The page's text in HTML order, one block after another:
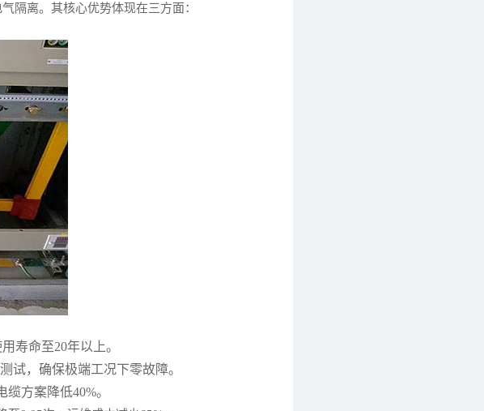
隔离。其核心优势体现在三方面：
寿命至20年以上。
试，确保极端工况下零故障。
方案降低40%。